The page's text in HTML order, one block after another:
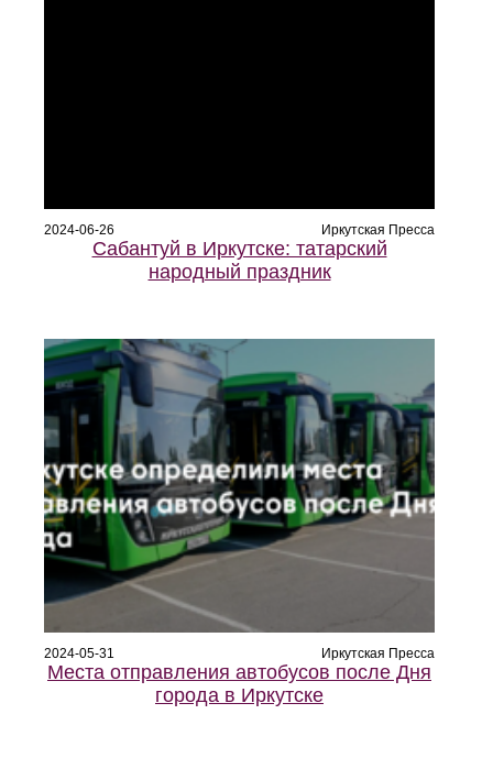
2024-06-26 Иркутская Пресса
Сабантуй в Иркутске: татарский
народный праздник
2024-05-31 Иркутская Пресса
Места отправления автобусов после Дня
города в Иркутске